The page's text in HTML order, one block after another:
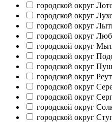
городской округ
городской округ
городской округ
городской округ
городской округ
городской округ
городской округ
городской округ
городской округ
городской округ
городской округ
городской округ